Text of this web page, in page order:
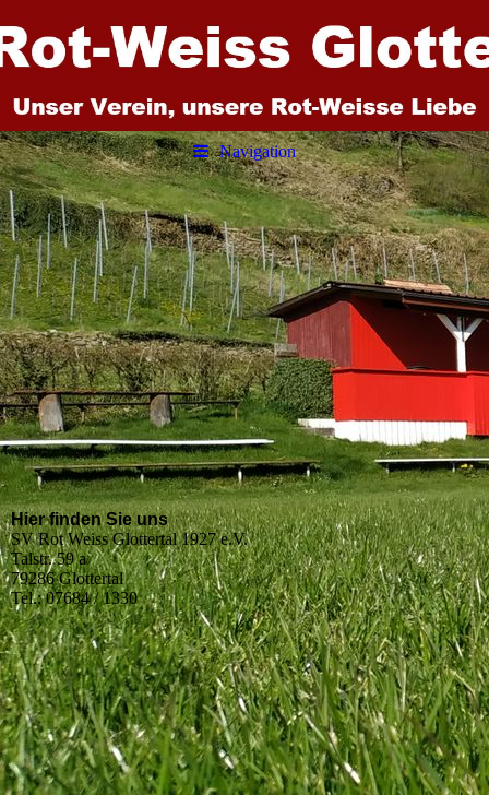
Navigation
SV Rot Weiss Glottertal
Hier finden Sie uns
SV Rot Weiss Glottertal 1927 e.V.
Talstr. 59 a
79286 Glottertal
Tel.: 07684 / 1330